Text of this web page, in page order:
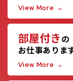
View More
部屋付き の
お仕事ありま
View More